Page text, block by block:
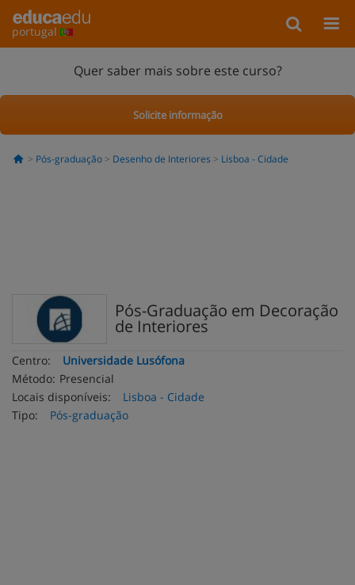
portugal
Quer saber mais sobre este curso?
Solicite informação
Pós-graduação Desenho de Interiores Lisboa - Cidade
Pós-Graduação em Decoração
de Interiores
Centro:
Universidade Lusófona
Método: Presencial
Locais disponíveis:
Lisboa - Cidade
Tipo:
Pós-graduação